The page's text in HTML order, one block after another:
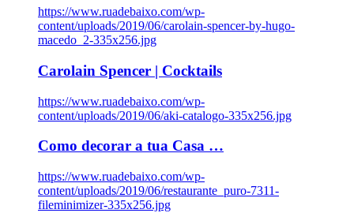
https://www.ruadebaixo.com/wp-
content/uploads/2019/06/carolain-spencer-by-hugo-
macedo_2-335x256.jpg
Carolain Spencer | Cocktails
https://www.ruadebaixo.com/wp-
content/uploads/2019/06/aki-catalogo-335x256.jpg
Como decorar a tua Casa …
https://www.ruadebaixo.com/wp-
content/uploads/2019/06/restaurante_puro-7311-
fileminimizer-335x256.jpg